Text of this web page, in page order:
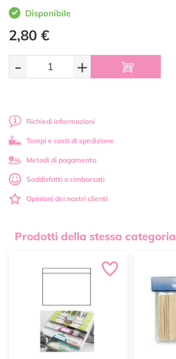
Disponibile
2,80 €
- +
Richiedi informazioni
Tempi e costi di spedizione
Metodi di pagamento
Soddisfatti o rimborsati
Opinioni dei nostri clienti
Prodotti della stessa categoria